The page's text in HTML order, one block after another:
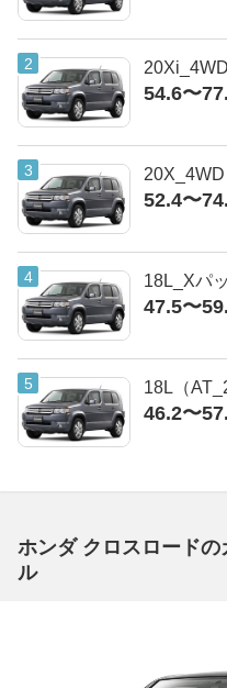
54.6〜
20X_4WD
52.4〜
18L_Xパ
47.5〜
18L（
46.2〜
ホンダ クロスロード
ル